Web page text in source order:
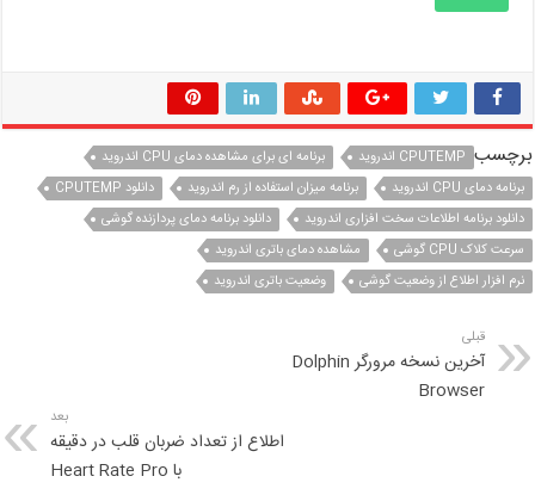
برچسب CPUTEMP اندروید
برنامه ای برای مشاهده دمای CPU اندروید
برنامه دمای CPU اندروید
برنامه میزان استفاده از رم اندروید
دانلود CPUTEMP
دانلود برنامه اطلاعات سخت افزاری اندروید
دانلود برنامه دمای پردازنده گوشی
سرعت کلاک CPU گوشی
مشاهده دمای باتری اندروید
نرم افزار اطلاع از وضعیت گوشی
وضعیت باتری اندروید
قبلی
آخرین نسخه مرورگر Dolphin
Browser
بعد
اطلاع از تعداد ضربان قلب در دقیقه
با Heart Rate Pro